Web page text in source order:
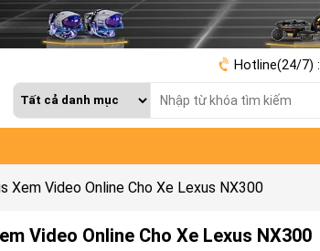
Hotline(24/7) :
Xem Video Online Cho Xe Lexus NX300
Video Online Cho Xe Lexus NX300